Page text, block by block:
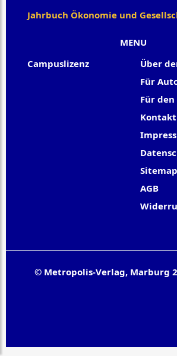
MENU
Campuslizenz
Über
Für
Für
Kontakt
Sitemap
AGB
Jahrbuch Ökonomie und
© Metropolis-Verlag, Marburg